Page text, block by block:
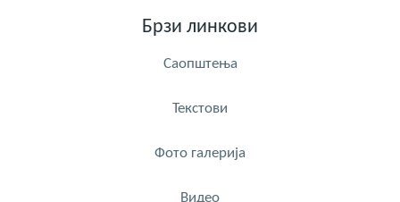
Брзи линкови
Саопштења
Текстови
Фото галерија
Видео